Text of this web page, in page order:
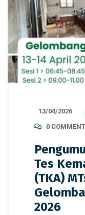
13/04/2026
0
Tes
(TKA)
2026